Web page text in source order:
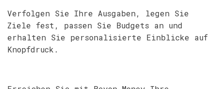
Verfolgen Sie Ihre Ausgaben, legen Sie
Ziele fest, passen Sie Budgets an und
erhalten Sie personalisierte Einblicke auf
Knopfdruck.